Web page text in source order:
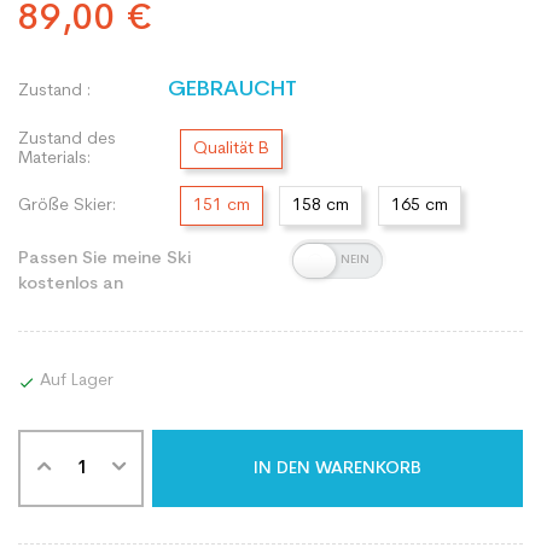
89,00 €
Zustand : GEBRAUCHT
Zustand des
Materials:
Qualität B
Größe Skier: 151 cm 158 cm 165 cm
Passen Sie meine Ski
kostenlos an
 Auf Lager
IN DEN WARENKORB